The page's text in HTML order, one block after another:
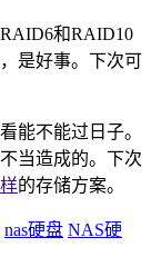
和RAID10
是好事。下次可
能不能过日子。
当造成的。下次
的存储方案。
nas硬盘 NAS硬